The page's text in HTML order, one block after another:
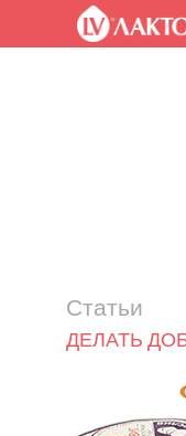
Статьи
ДЕЛАТЬ